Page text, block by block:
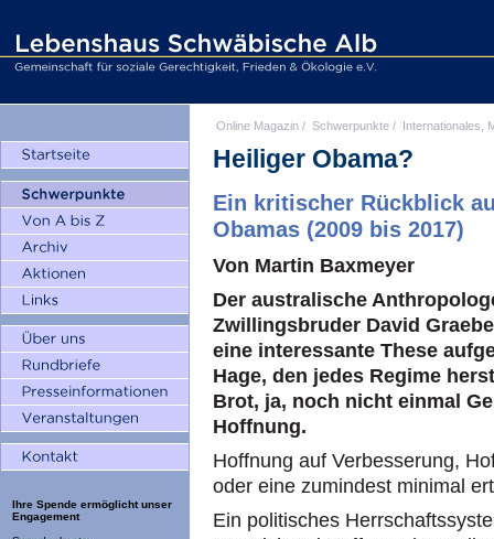
Ihre Spende ermöglicht unser
Engagement
Online Magazin / Schwerpunkte / Internationales,
Heiliger Obama?
Ein kritischer Rückblick
Obamas (2009 bis 2017)
Von Martin Baxmeyer
Der australische
Zwillingsbruder David
eine interessante These
Hage, den jedes Regime
Brot, ja, noch nicht einmal
Hoffnung.
Hoffnung auf Verbesserung,
oder eine zumindest minimal
Ein politisches